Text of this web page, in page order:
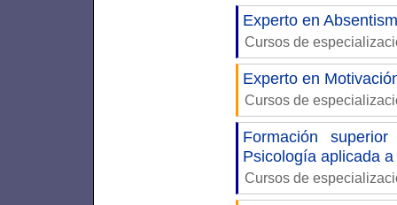
Experto en
Cursos de
Experto en
Cursos de
Formación
Psicología aplicada
Cursos de